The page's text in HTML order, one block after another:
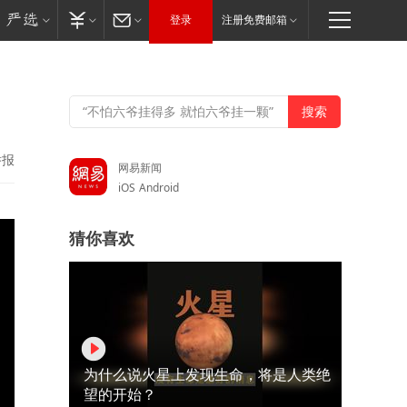
登录 注册免费邮箱
网易新闻
iOS Android
猜你喜欢
为什么说火星上发现生命，将是人类绝
望的开始？